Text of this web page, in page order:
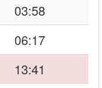
03:58
06:17
13:41